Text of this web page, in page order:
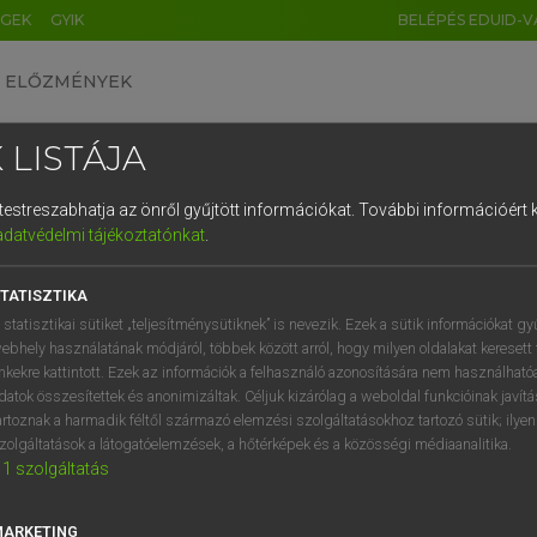
GYIK BELÉPÉS EDUID-
ELŐZMÉNYEK
egyetemes nagyszótár
VAN ELŐFIZETÉSED?
megtekintéséhez.
LISTÁJA
az önről gyűjtött információkat. További információért
tájékoztatónkat.
statisztikai sütiket „teljesítménysütiknek” is nevezik. Ezek a sütik információkat
használatának módjáról, többek között arról, hogy milyen oldalakat keresett
kattintott. Ezek az információk a felhasználó azonosítására nem
összesítettek és anonimizáltak. Céljuk kizárólag a weboldal funkcióinak
a harmadik féltől származó elemzési szolgáltatásokhoz tartozó sütik;
a látogatóelemzések, a hőtérképek és a közösségi médiaanalitika.
1 szolgáltatás
DE CN FR ES IT NL
1 2 3 4 5 6 7 8 9
q w e r t z u i
a s d f g h j k l é
í y x c v b n m , .